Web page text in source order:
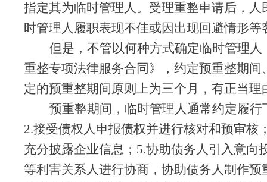
指定其为临时管理人。受理重整申请后，
时管理人履职表现不佳或因出现回避情形
但是，不管以何种方式确定临时管理
重整专项法律服务合同》，约定预重整期
定的预重整期间原则上为三个月，有正当
预重整期间，临时管理人通常约定履行
2.接受债权人申报债权并进行核对和预审核
充分披露企业信息；5.协助债务人引入意
等利害关系人进行协商，协助债务人制作